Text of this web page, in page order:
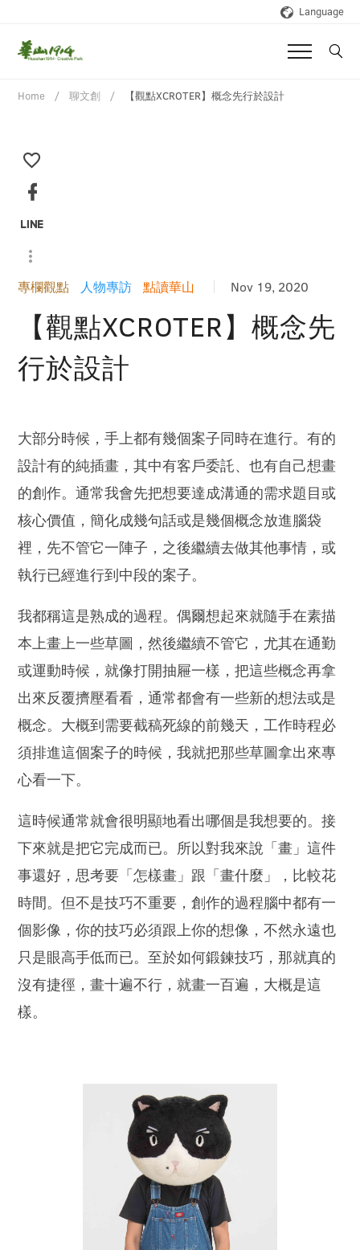
Language
Home 聊文創 【觀點XCROTER】概念先行於設計
專欄觀點 人物專訪 點讀華山 Nov 19, 2020
【觀點XCROTER】概念先
行於設計
大部分時候，手上都有幾個案子同時在進行。有的
設計有的純插畫，其中有客戶委託、也有自己想畫
的創作。通常我會先把想要達成溝通的需求題目或
核心價值，簡化成幾句話或是幾個概念放進腦袋
裡，先不管它一陣子，之後繼續去做其他事情，或
執行已經進行到中段的案子。
我都稱這是熟成的過程。偶爾想起來就隨手在素描
本上畫上一些草圖，然後繼續不管它，尤其在通勤
或運動時候，就像打開抽屜一樣，把這些概念再拿
出來反覆擠壓看看，通常都會有一些新的想法或是
概念。大概到需要截稿死線的前幾天，工作時程必
須排進這個案子的時候，我就把那些草圖拿出來專
心看一下。
這時候通常就會很明顯地看出哪個是我想要的。接
下來就是把它完成而已。所以對我來說「畫」這件
事還好，思考要「怎樣畫」跟「畫什麼」，比較花
時間。但不是技巧不重要，創作的過程腦中都有一
個影像，你的技巧必須跟上你的想像，不然永遠也
只是眼高手低而已。至於如何鍛鍊技巧，那就真的
沒有捷徑，畫十遍不行，就畫一百遍，大概是這
樣。